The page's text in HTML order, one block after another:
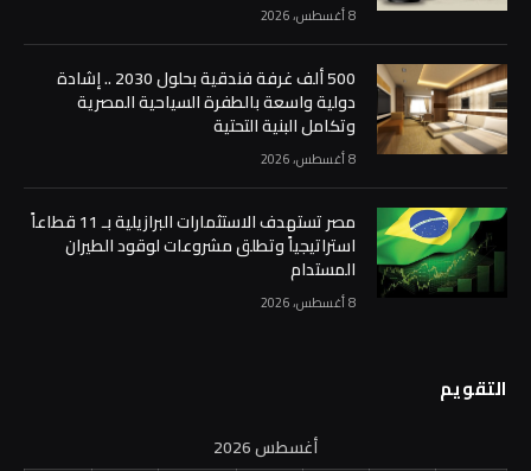
8 أغسطس، 2026
500 ألف غرفة فندقية بحلول 2030 .. إشادة
دولية واسعة بالطفرة السياحية المصرية
وتكامل البنية التحتية
8 أغسطس، 2026
مصر تستهدف الاستثمارات البرازيلية بـ 11 قطاعاً
استراتيجياً وتطلق مشروعات لوقود الطيران
المستدام
8 أغسطس، 2026
التقويم
أغسطس 2026